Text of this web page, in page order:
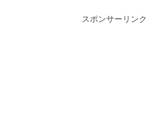
スポンサーリンク